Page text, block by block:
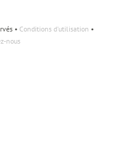
• Conditions d'utilisation •
nous